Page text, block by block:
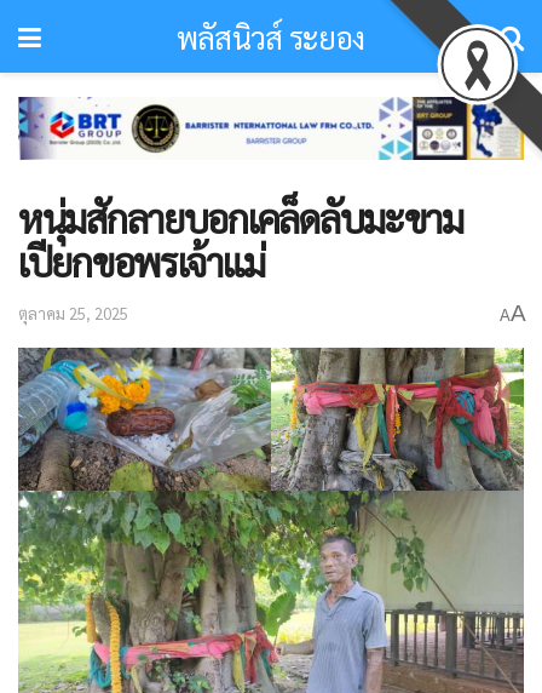
พลัสนิวส์ ระยอง
หนุ่มสักลายบอกเคล็ดลับมะขาม
เปียกขอพรเจ้าแม่
ตุลาคม 25, 2025 AA